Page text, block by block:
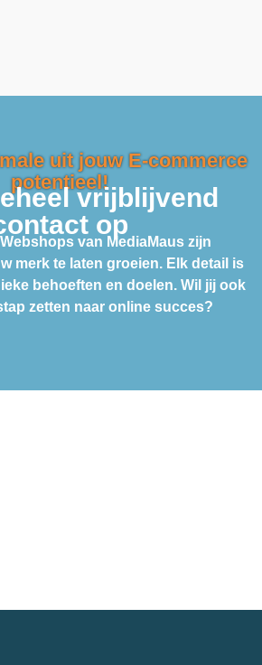
uit jouw E-commerce
potentieel!
vrijblijvend
op
van MediaMaus zijn
merk te laten groeien. Elk detail is
behoeften en doelen. Wil jij ook
zetten naar online succes?